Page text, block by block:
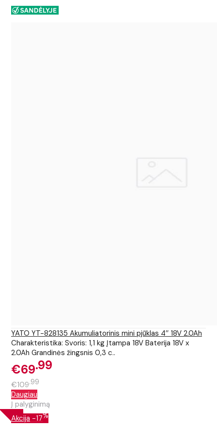
YATO YT-828135 Akumuliatorinis mini pjūklas 4′′ 18V 2.0Ah
Charakteristika: Svoris: 1,1 kg Įtampa 18V Baterija 18V x
2.0Ah Grandinės žingsnis 0,3 c..
€69 99
€109 99
Daugiau
Į palyginimą
Akcija -17%